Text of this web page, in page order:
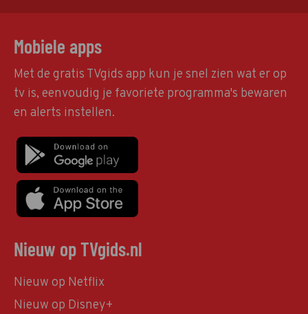
Mobiele apps
Met de gratis TVgids app kun je snel zien wat er op
tv is, eenvoudig je favoriete programma's bewaren
en alerts instellen.
Nieuw op TVgids.nl
Nieuw op Netflix
Nieuw op Disney+